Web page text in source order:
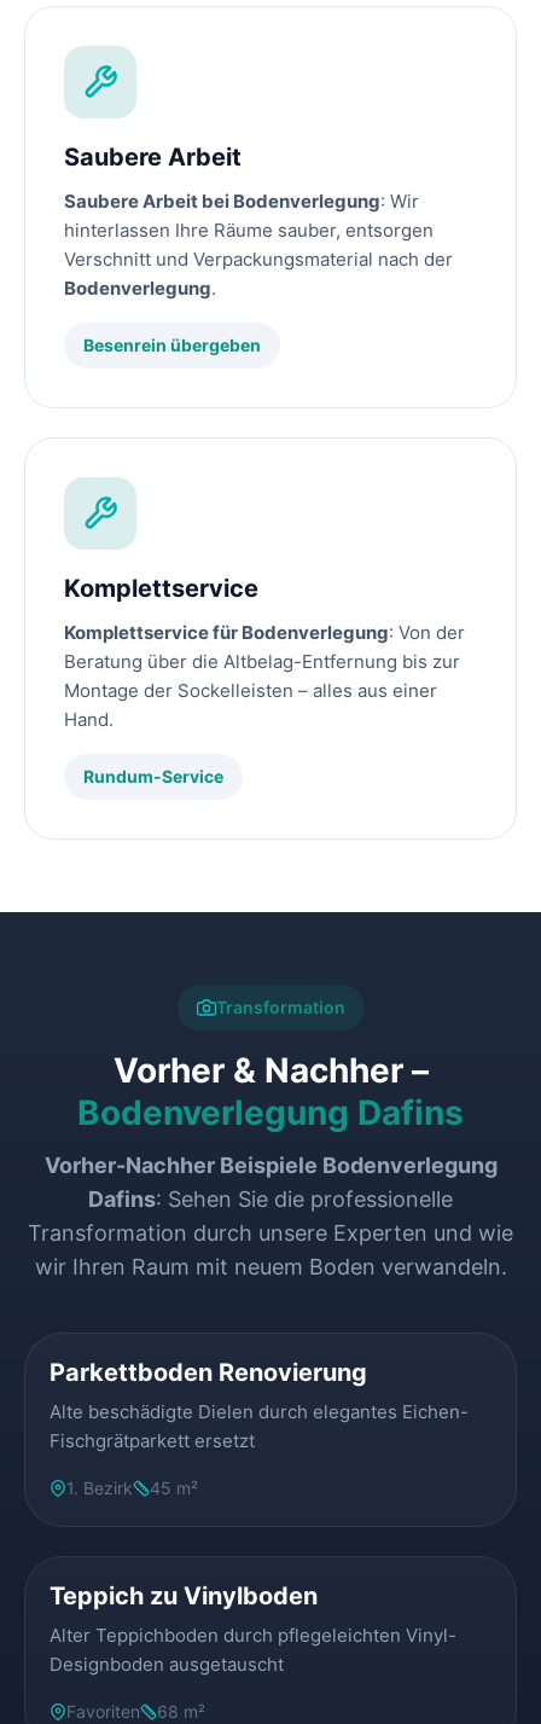
Saubere Arbeit
Saubere Arbeit bei Bodenverlegung: Wir
hinterlassen Ihre Räume sauber, entsorgen
Verschnitt und Verpackungsmaterial nach der
Bodenverlegung.
Besenrein übergeben
Komplettservice
Komplettservice für Bodenverlegung: Von der
Beratung über die Altbelag-Entfernung bis zur
Montage der Sockelleisten – alles aus einer
Hand.
Rundum-Service
Transformation
Vorher & Nachher –
Bodenverlegung Dafins
Vorher-Nachher Beispiele Bodenverlegung
Dafins: Sehen Sie die professionelle
Transformation durch unsere Experten und wie
wir Ihren Raum mit neuem Boden verwandeln.
Parkettboden Renovierung
Alte beschädigte Dielen durch elegantes Eichen-
Fischgrätparkett ersetzt
1. Bezirk 45 m²
Teppich zu Vinylboden
Alter Teppichboden durch pflegeleichten Vinyl-
Designboden ausgetauscht
Favoriten 68 m²